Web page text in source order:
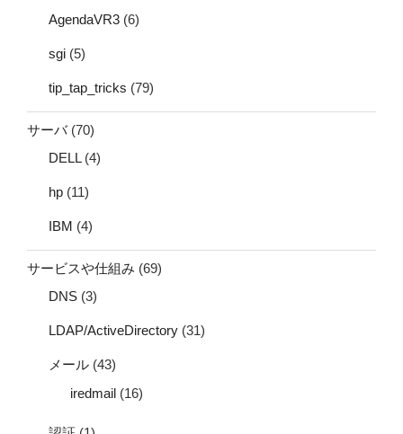
AgendaVR3 (6)
sgi (5)
tip_tap_tricks (79)
サーバ(70)
DELL(4)
hp (11)
IBM (4)
サービスや仕組み (69)
DNS (3)
LDAP/ActiveDirectory (31)
メール (43)
iredmail (16)